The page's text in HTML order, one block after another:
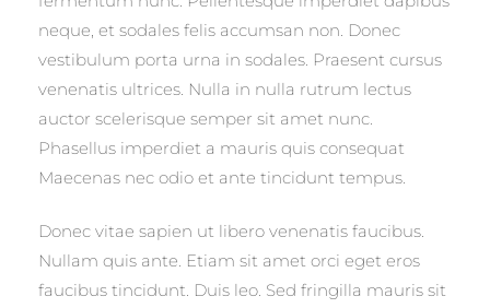
neque, et sodales felis accumsan non. Donec
vestibulum porta urna in sodales. Praesent cursus
venenatis ultrices. Nulla in nulla rutrum lectus
auctor scelerisque semper sit amet nunc.
Phasellus imperdiet a mauris quis consequat
Maecenas nec odio et ante tincidunt tempus.
Donec vitae sapien ut libero venenatis faucibus.
Nullam quis ante. Etiam sit amet orci eget eros
faucibus tincidunt. Duis leo. Sed fringilla mauris sit